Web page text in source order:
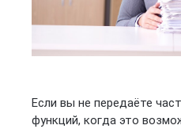
Если вы не передаёте
функций, когда это